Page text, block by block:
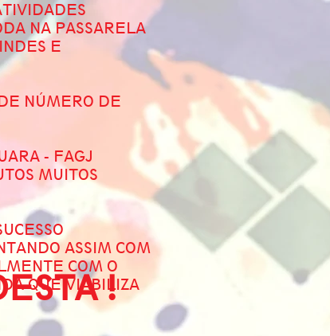
NA PASSARELA
E
NÚMERO DE
- FAGJ
MUITOS
ASSIM COM
COM O
QUE VIABILIZA
!